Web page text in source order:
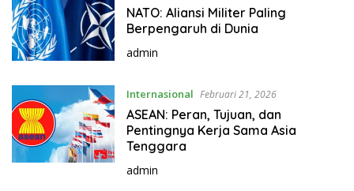
NATO: Aliansi Militer Paling
Berpengaruh di Dunia
admin
Internasional Februari 21, 2026
ASEAN: Peran, Tujuan, dan
Pentingnya Kerja Sama Asia
Tenggara
admin